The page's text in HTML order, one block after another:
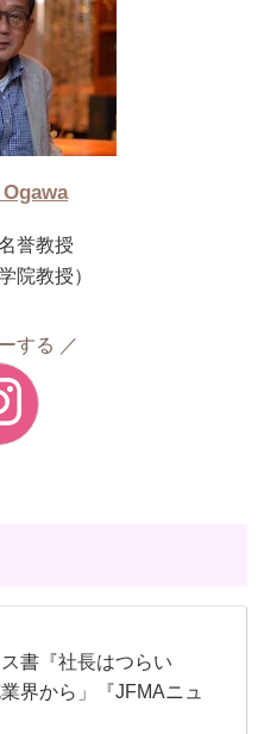
誉教授
院教授）
する
書『社長はつらい
界から」『JFMAニュ